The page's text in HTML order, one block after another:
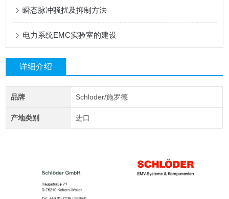
瞬态脉冲骚扰及抑制方法
电力系统EMC实验室的建设
详细介绍
品牌 Schloder/施罗德
产地类别 进口